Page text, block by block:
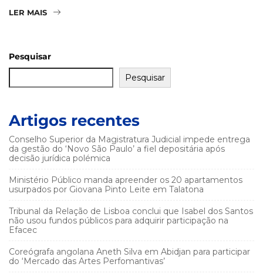
LER MAIS
Pesquisar
Pesquisar
Artigos recentes
Conselho Superior da Magistratura Judicial impede entrega
da gestão do ‘Novo São Paulo’ a fiel depositária após
decisão jurídica polémica
Ministério Público manda apreender os 20 apartamentos
usurpados por Giovana Pinto Leite em Talatona
Tribunal da Relação de Lisboa conclui que Isabel dos Santos
não usou fundos públicos para adquirir participação na
Efacec
Coreógrafa angolana Aneth Silva em Abidjan para participar
do ‘Mercado das Artes Perfomantivas’